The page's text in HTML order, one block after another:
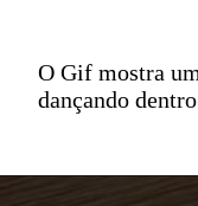
O Gif mostra
dançando